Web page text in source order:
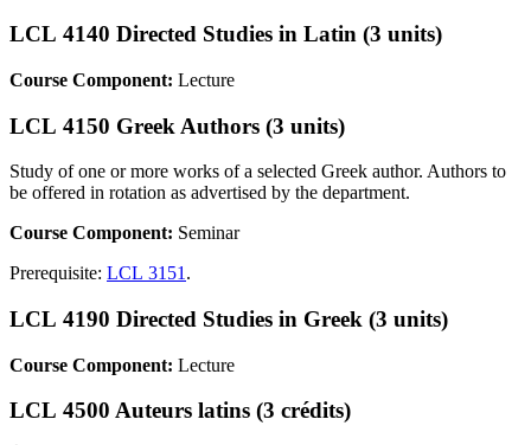
LCL 4140 Directed Studies in Latin (3 units)
Course Component: Lecture
LCL 4150 Greek Authors (3 units)
Study of one or more works of a selected Greek author. Authors to
be offered in rotation as advertised by the department.
Course Component: Seminar
Prerequisite: LCL 3151 .
LCL 4190 Directed Studies in Greek (3 units)
Course Component: Lecture
LCL 4500 Auteurs latins (3 crédits)